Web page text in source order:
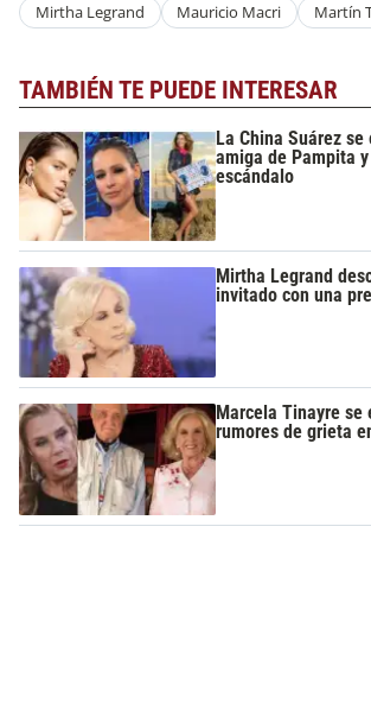
Mirtha Legrand Mauricio Macri Martín
TAMBIÉN TE PUEDE INTERESAR
La China Suárez
amiga de Pampita
escándalo
Mirtha Legrand
invitado con una
Marcela Tinayre se
rumores de grieta